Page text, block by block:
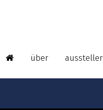
über aussteller